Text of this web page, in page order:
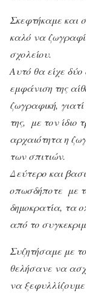
Σκεφτήκαμε και
καλό να
σχολείου.
Αυτό θα είχε
εμφάνιση της
ζωγραφική,
της, με τον ίδιο
αρχαιότητα η
των σπιτιών.
Δεύτερο και
οπωσδήποτε με
δημοκρατία, τα
από το
Συζητήσαμε με
θελήσανε να
να